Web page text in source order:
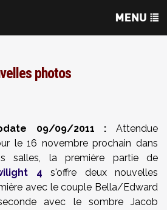
photos
09/09/2011 : Attendue
le 16 novembre prochain dans
salles, la première partie de
4 s'offre deux nouvelles
avec le couple Bella/Edward
avec le sombre Jacob